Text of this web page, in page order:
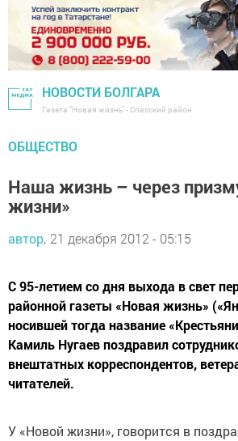
НОВОСТИ БОЛГАРА
Газета "Новая жизнь" - Спасский район
ОБЩЕСТВО
Наша жизнь – через
жизни»
автор, 21 декабря 2012 - 05:15
С 95-летием со дня выхода в свет
районной газеты «Новая жизнь»
носившей тогда название
Камиль Нугаев поздравил
внештатных корреспондентов,
читателей.
У «Новой жизни», говорится в